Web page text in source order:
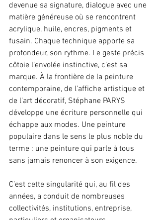
devenue sa signature, dialogue avec une
matière généreuse où se rencontrent
acrylique, huile, encres, pigments et
fusain. Chaque technique apporte sa
profondeur, son rythme. Le geste précis
côtoie l’envolée instinctive, c’est sa
marque. À la frontière de la peinture
contemporaine, de l’affiche artistique et
de l’art décoratif, Stéphane PARYS
développe une écriture personnelle qui
échappe aux modes. Une peinture
populaire dans le sens le plus noble du
terme : une peinture qui parle à tous
sans jamais renoncer à son exigence.
C’est cette singularité qui, au fil des
années, a conduit de nombreuses
collectivités, institutions, entreprise,